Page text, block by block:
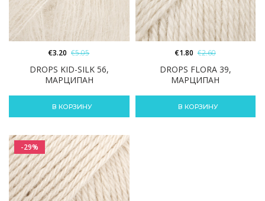
DROPS KID-SILK 56,
МАРЦИПАН
€3.20 €5.05
В КОРЗИНУ
DROPS FLORA 39,
МАРЦИПАН
€1.80 €2.60
В КОРЗИНУ
-29%